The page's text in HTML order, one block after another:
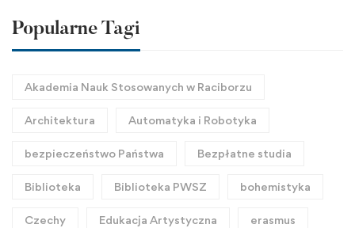
Popularne Tagi
Akademia Nauk Stosowanych w Raciborzu
Architektura Automatyka i Robotyka
bezpieczeństwo Państwa Bezpłatne studia
Biblioteka Biblioteka PWSZ bohemistyka
Czechy Edukacja Artystyczna erasmus